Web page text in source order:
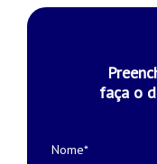
faça o
Nome*